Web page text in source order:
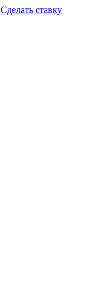
Сделать ставку